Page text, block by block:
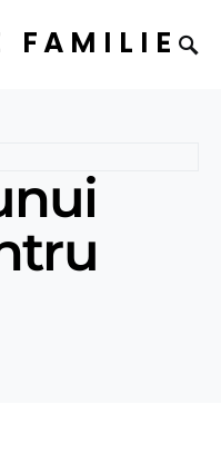
FAMILIE